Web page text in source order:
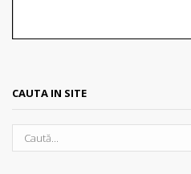
CAUTA IN SITE